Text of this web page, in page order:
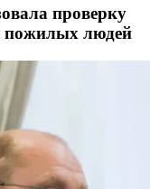
проверку
пожилых людей